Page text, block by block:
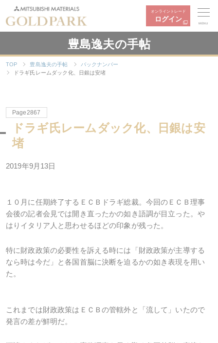
オンライントレード
ログイン
MENU
豊島逸夫の手帖
TOP 豊島逸夫の手帖
バックナンバー
ドラギ氏レームダック化、日銀は安堵
Page2867
ドラギ氏レームダック化、日銀は安
堵
2019年9月13日
１０月に任期終了するＥＣＢドラギ総裁。今回のＥＣＢ理事
会後の記者会見では開き直ったかの如き語調が目立った。や
はりイタリア人と思わせるほどの印象が残った。
特に財政政策の必要性を訴える時には「財政政策が主導する
なら時は今だ」と各国首脳に決断を迫るかの如き表現を用い
た。
これまでは財政政策はＥＣＢの管轄外と「流して」いたので
発言の差が鮮明だ。